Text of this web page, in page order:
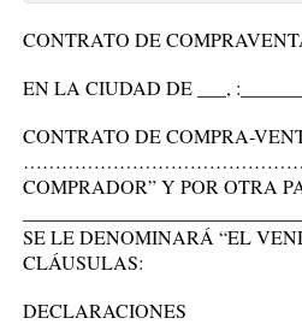
CONTRATO DE
EN LA CIUDAD DE ___,
CONTRATO DE COMPRA-
………………………………………A
COMPRADOR” Y POR OTRA
SE LE DENOMINARÁ “EL
CLÁUSULAS:
DECLARACIONES